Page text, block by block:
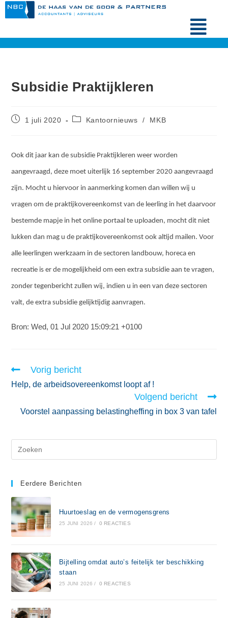
Subsidie Praktijkleren
1 juli 2020 Kantoornieuws / MKB
Ook dit jaar kan de subsidie Praktijkleren weer worden
aangevraagd, deze moet uiterlijk 16 september 2020 aangevraagd
zijn. Mocht u hiervoor in aanmerking komen dan willen wij u
vragen om de praktijkovereenkomst van de leerling in het daarvoor
bestemde mapje in het online portaal te uploaden, mocht dit niet
lukken dan mag u de praktijkovereenkomst ook altijd mailen. Voor
alle leerlingen werkzaam in de sectoren landbouw, horeca en
recreatie is er de mogelijkheid om een extra subsidie aan te vragen,
zonder tegenbericht zullen wij, indien u in een van deze sectoren
valt, de extra subsidie gelijktijdig aanvragen.
Bron: Wed, 01 Jul 2020 15:09:21 +0100
Vorig bericht
Help, de arbeidsovereenkomst loopt af !
Volgend bericht
Voorstel aanpassing belastingheffing in box 3 van tafel
Eerdere Berichten
Huurtoeslag en de vermogensgrens
25 JUNI 2026 / 0 REACTIES
Bijtelling omdat auto’s feitelijk ter beschikking
staan
25 JUNI 2026 / 0 REACTIES